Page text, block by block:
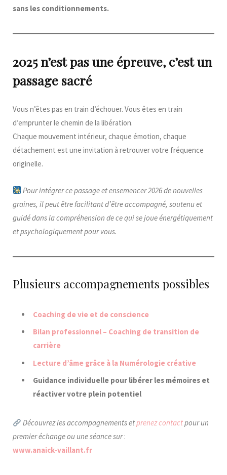
sans les conditionnements.
2025 n’est pas une épreuve, c’est un
passage sacré
Vous n’êtes pas en train d’échouer. Vous êtes en train
d’emprunter le chemin de la libération.
Chaque mouvement intérieur, chaque émotion, chaque
détachement est une invitation à retrouver votre fréquence
originelle.
Pour intégrer ce passage et ensemencer 2026 de nouvelles
graines, il peut être facilitant d’être accompagné, soutenu et
guidé dans la compréhension de ce qui se joue énergétiquement
et psychologiquementpour vous.
Plusieurs accompagnements possibles
Coaching de vie et de conscience
Bilan professionnel – Coaching de transition de
carrière
Lecture d’âme grâce à la Numérologie créative
Guidance individuelle pour libérer les mémoires et
réactiver votre plein potentiel
Découvrez les accompagnements etprenez contactpour un
premier échange ou une séance sur:
www.anaick-vaillant.fr